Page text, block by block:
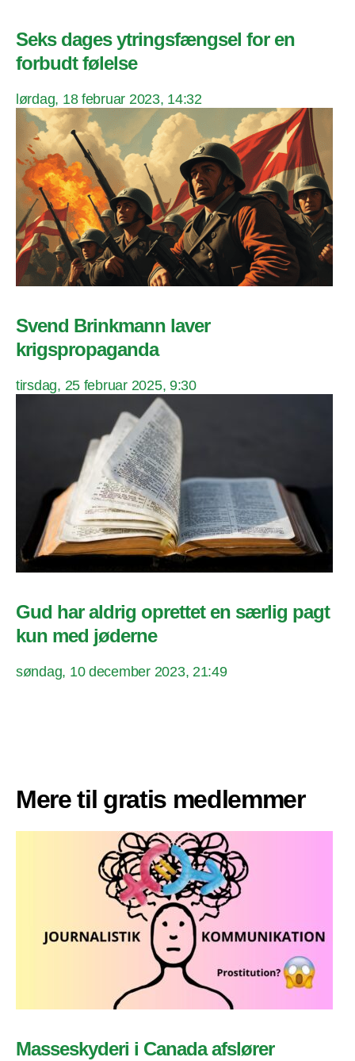
Seks dages ytringsfængsel for en
forbudt følelse
lørdag, 18 februar 2023, 14:32
Svend Brinkmann laver
krigspropaganda
tirsdag, 25 februar 2025, 9:30
Gud har aldrig oprettet en særlig pagt
kun med jøderne
søndag, 10 december 2023, 21:49
Mere til gratis medlemmer
Masseskyderi i Canada afslører